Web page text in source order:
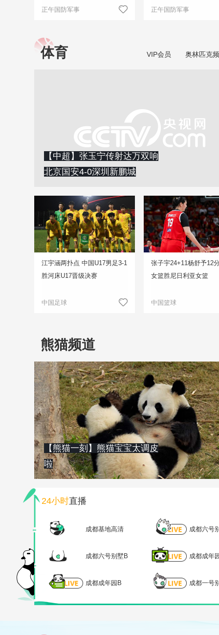
正午国防军事 正午国防军事
体育 VIP会员 奥林匹克
【中超】张玉宁传射达万双响
北京国安4-0深圳新鹏城
江宇涵两扑点 中国U17男足3-1
胜河床U17晋级决赛
中国足球
张子宇24+11杨舒予12
女篮胜尼日利亚女篮
中国篮球
熊猫频道
【熊猫一刻】熊猫宝宝太调皮
啦
24小时直播
成都基地高清 成都六号
成都六号别墅B 成都成年
成都成年园B 成都一号